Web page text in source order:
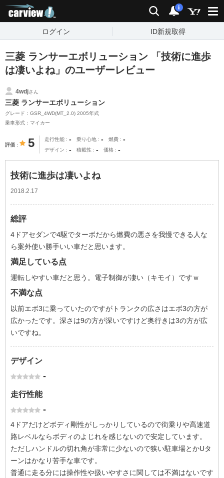
検索 通知
i
ログイン ID新規取得
三菱 ランサーエボリューション 「技術に進歩
は凄いよね」のユーザーレビュー
4wdjさん
三菱 ランサーエボリューション
グレード：GSR_4WD(MT_2.0) 2005年式
乗車形式：マイカー
評価 5 走行性能 - 乗り心地 - 燃費 -
デザイン - 積載性 - 価格 -
技術に進歩は凄いよね
2018.2.17
総評
4ドアセダンで4駆でターボだから燃費の悪さを我慢できる人な
ら案外使い勝手いい車だと思います。
満足している点
運転しやすい車だと思う。電子制御が凄い（キモイ）ですｗ
不満な点
以前エボ3に乗っていたのですがトランクの広さはエボ3の方が
広かったです。深さは9の方が深いですけど奥行きは3の方が広
いですね。
デザイン
-
走行性能
-
4ドアだけどボディ剛性がしっかりしているので街乗りや高速道
路レベルならボディのよじれを感じないので安定しています。
ただしハンドルの切れ角が非常に少ないので狭い駐車場とかUタ
ーンはかなり苦手な車です。
普通に走る分には操作性や扱いやすさに関しては不満はないです